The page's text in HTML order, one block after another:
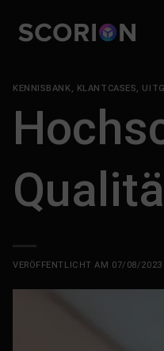
Inhalt
KENNISBANK, KLANTCASES,
VERÖFFENTLICHT AM 07/08/2023